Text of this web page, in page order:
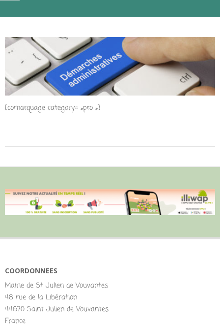
[comarquage category= »pro »]
COORDONNEES
Mairie de St Julien de Vouvantes
48 rue de la Libération
44670 Saint Julien de Vouvantes
France